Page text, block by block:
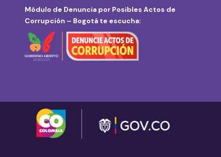
Módulo de Denuncia por Posibles Actos de
Corrupción – Bogotá te escucha: